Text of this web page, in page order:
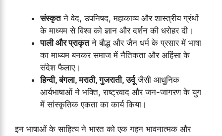
संस्कृतने वेद, उपनिषद, महाकाव्य और शास्त्रीय ग्रंथों
के माध्यम से विश्व को ज्ञान और दर्शन की धरोहर दी।
पाली और प्राकृतने बौद्ध और जैन धर्म के प्रसार में भाषा
का माध्यम बनकर समाज में नैतिकता और अहिंसा के
संदेश फैलाए।
हिन्दी, बंगला, मराठी, गुजराती, उर्दूजैसी आधुनिक
आर्यभाषाओं ने भक्ति, राष्ट्रवाद और जन-जागरण के युग
में सांस्कृतिक एकता का कार्य किया।
इन भाषाओं के साहित्य ने भारत को एक गहन भावनात्मक और